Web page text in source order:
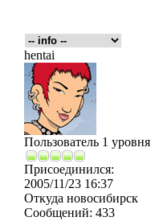
hentai
Пользователь 1 уровня
Присоединился:
2005/11/23 16:37
Откуда новосибирск
Сообщений: 433